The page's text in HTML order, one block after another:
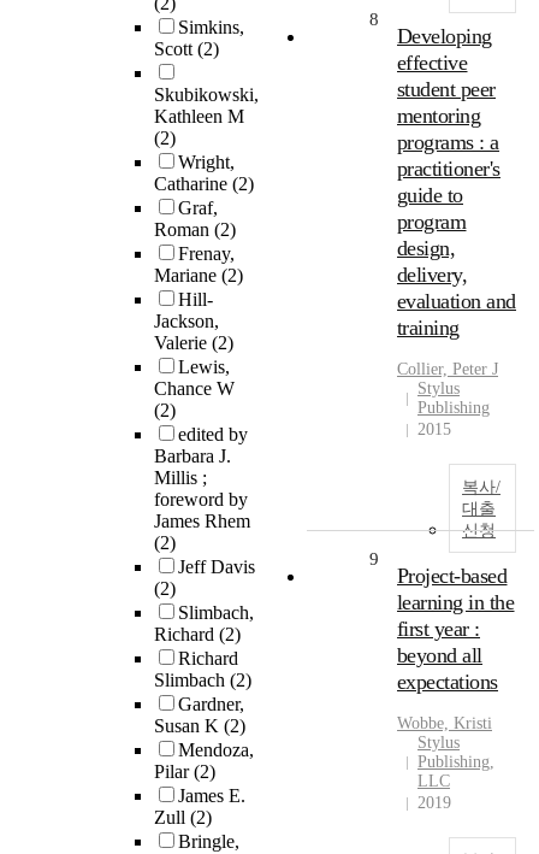
Simkins,
Scott(2)
Skubikowski,
Kathleen M
(2)
Wright,
Catharine (2)
Graf,
Roman (2)
Frenay,
Mariane (2)
Hill-
Jackson,
Valerie (2)
Lewis,
Chance W
(2)
edited by
Barbara J.
Millis ;
foreword by
James Rhem
(2)
Jeff Davis
(2)
Slimbach,
Richard (2)
Richard
Slimbach (2)
Gardner,
Susan K (2)
Mendoza,
Pilar(2)
James E.
Zull (2)
Bringle,
8
Developing
effective
student peer
mentoring
programs : a
practitioner's
guide to
program
design,
delivery,
evaluation and
training
Collier, Peter J
Stylus
Publishing
2015
복사/
대출
신청
9
Project-based
learning in the
first year :
beyond all
expectations
Wobbe, Kristi
Stylus
Publishing,
LLC
2019